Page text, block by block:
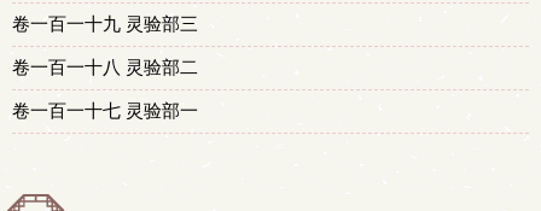
卷一百一十九 灵验部三
卷一百一十八 灵验部二
卷一百一十七 灵验部一